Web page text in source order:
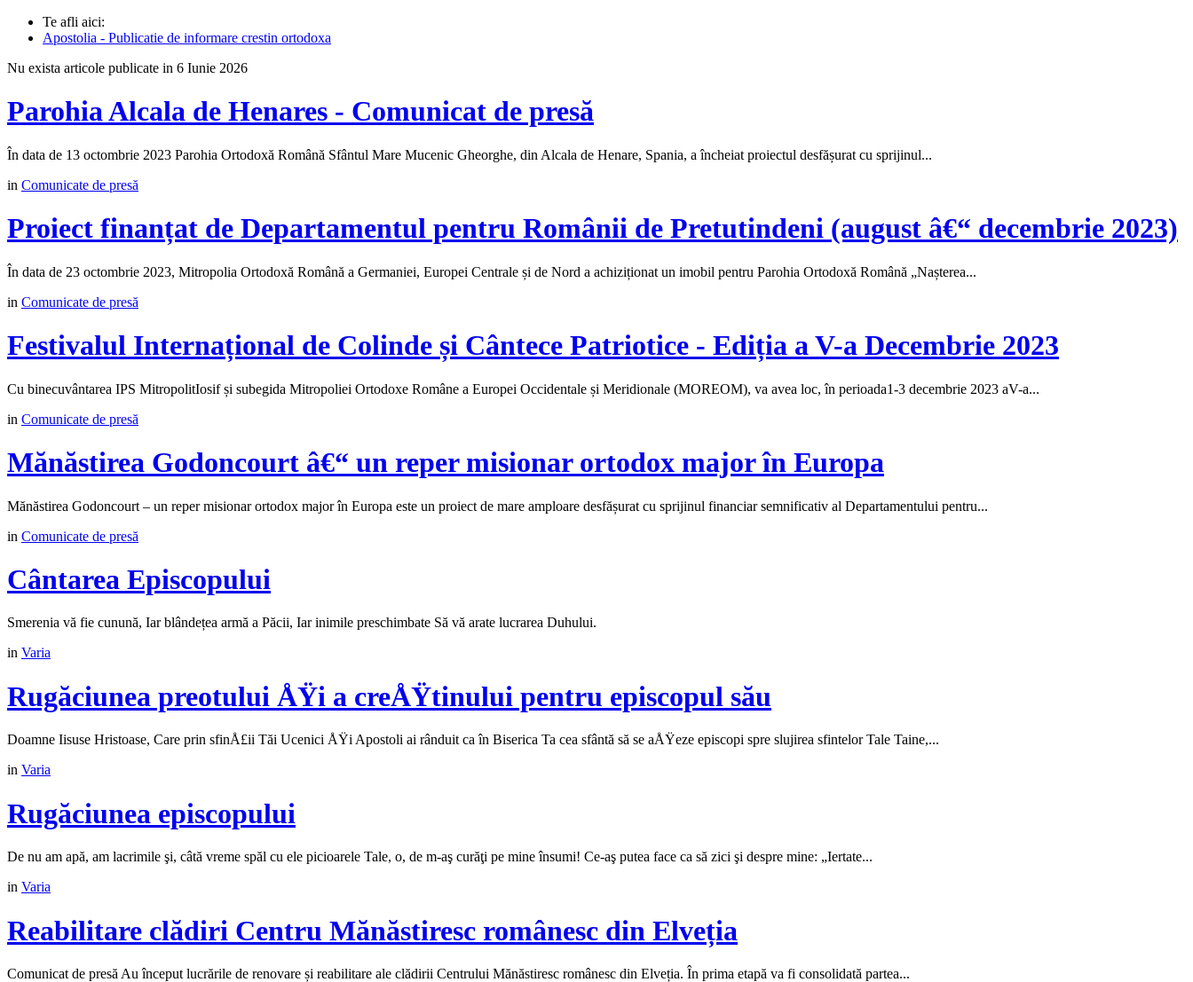
Te afli aici:
Apostolia - Publicatie de informare crestin ortodoxa
Nu exista articole publicate in 6 Iunie 2026
Parohia Alcala de Henares - Comunicat de presă
În data de 13 octombrie 2023 Parohia Ortodoxă Română Sfântul Mare Mucenic Gheorghe, din Alcala de Henare, Spania, a încheiat proiectul desfășurat cu sprijinul...
in Comunicate de presă
Proiect finanțat de Departamentul pentru Românii de Pretutindeni (august â€“ decembrie 2023)
În data de 23 octombrie 2023, Mitropolia Ortodoxă Română a Germaniei, Europei Centrale și de Nord a achiziționat un imobil pentru Parohia Ortodoxă Română „Nașterea...
in Comunicate de presă
Festivalul Internațional de Colinde și Cântece Patriotice - Ediția a V-a Decembrie 2023
Cu binecuvântarea IPS MitropolitIosif și subegida Mitropoliei Ortodoxe Române a Europei Occidentale și Meridionale (MOREOM), va avea loc, în perioada1-3 decembrie 2023 aV-a...
in Comunicate de presă
Mănăstirea Godoncourt â€“ un reper misionar ortodox major în Europa
Mănăstirea Godoncourt – un reper misionar ortodox major în Europa este un proiect de mare amploare desfășurat cu sprijinul financiar semnificativ al Departamentului pentru...
in Comunicate de presă
Cântarea Episcopului
Smerenia vă fie cunună, Iar blândețea armă a Păcii, Iar inimile preschimbate Să vă arate lucrarea Duhului.
in Varia
Rugăciunea preotului ÅŸi a creÅŸtinului pentru episcopul său
Doamne Iisuse Hristoase, Care prin sfinÅ£ii Tăi Ucenici ÅŸi Apostoli ai rânduit ca în Biserica Ta cea sfântă să se aÅŸeze episcopi spre slujirea sfintelor Tale Taine,...
in Varia
Rugăciunea episcopului
De nu am apă, am lacrimile şi, câtă vreme spăl cu ele picioarele Tale, o, de m-aş curăţi pe mine însumi! Ce‑aş putea face ca să zici şi despre mine: „Iertate...
in Varia
Reabilitare clădiri Centru Mănăstiresc românesc din Elveția
Comunicat de presă Au început lucrările de renovare și reabilitare ale clădirii Centrului Mănăstiresc românesc din Elveția. În prima etapă va fi consolidată partea...